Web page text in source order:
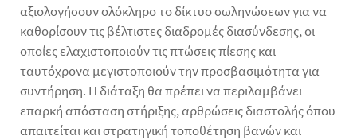
αξιολογήσουν ολόκληρο το δίκτυο σωληνώσεων για να
καθορίσουν τις βέλτιστες διαδρομές διασύνδεσης, οι
οποίες ελαχιστοποιούν τις πτώσεις πίεσης και
ταυτόχρονα μεγιστοποιούν την προσβασιμότητα για
συντήρηση. Η διάταξη θα πρέπει να περιλαμβάνει
επαρκή απόσταση στήριξης, αρθρώσεις διαστολής όπου
απαιτείται και στρατηγική τοποθέτηση βανών και